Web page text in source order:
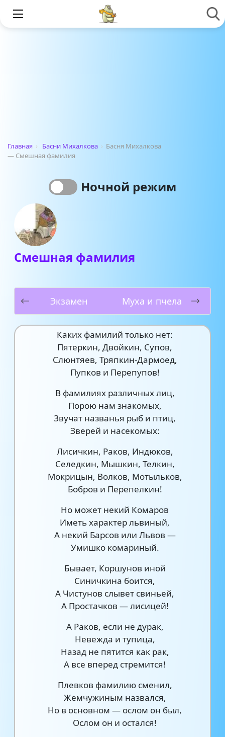
Главная › Басни Михалкова › Басня Михалкова
— Смешная фамилия
Ночной режим
Смешная фамилия
Экзамен Муха и пчела
Каких фамилий только нет:
Пятеркин, Двойкин, Супов,
Слюнтяев, Тряпкин-Дармоед,
Пупков и Перепупов!
В фамилиях различных лиц,
Порою нам знакомых,
Звучат названья рыб и птиц,
Зверей и насекомых:
Лисичкин, Раков, Индюков,
Селедкин, Мышкин, Телкин,
Мокрицын, Волков, Мотыльков,
Бобров и Перепелкин!
Но может некий Комаров
Иметь характер львиный,
А некий Барсов или Львов —
Умишко комариный.
Бывает, Коршунов иной
Синичкина боится,
А Чистунов слывет свиньей,
А Простачков — лисицей!
А Раков, если не дурак,
Невежда и тупица,
Назад не пятится как рак,
А все вперед стремится!
Плевков фамилию сменил,
Жемчужиным назвался,
Но в основном — ослом он был,
Ослом он и остался!